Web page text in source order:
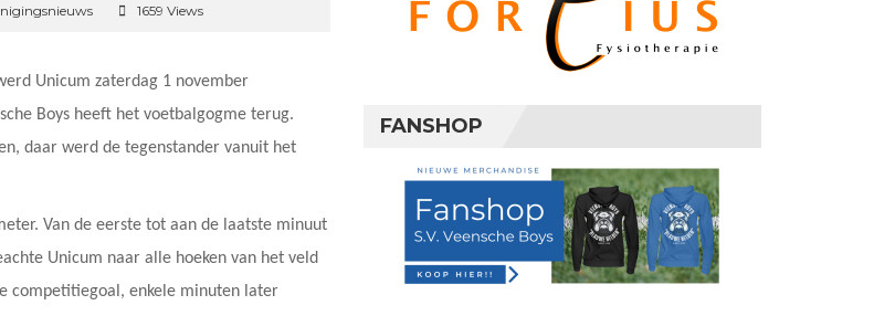
1659 Views
Unicum zaterdag 1 november
Boys heeft het voetbalgogme terug.
daar werd de tegenstander vanuit het
Van de eerste tot aan de laatste minuut
Unicum naar alle hoeken van het veld
competitiegoal, enkele minuten later
FANSHOP